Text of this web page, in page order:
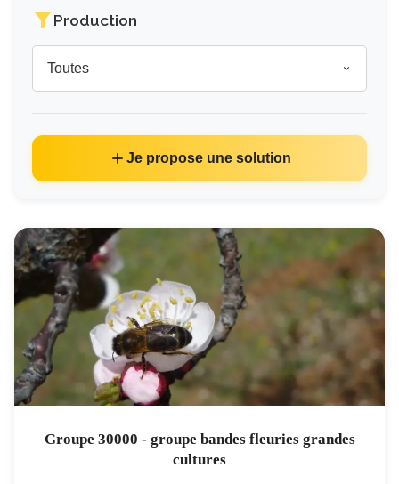
Production
Toutes
Je propose une solution
Groupe 30000 - groupe bandes fleuries grandes
cultures